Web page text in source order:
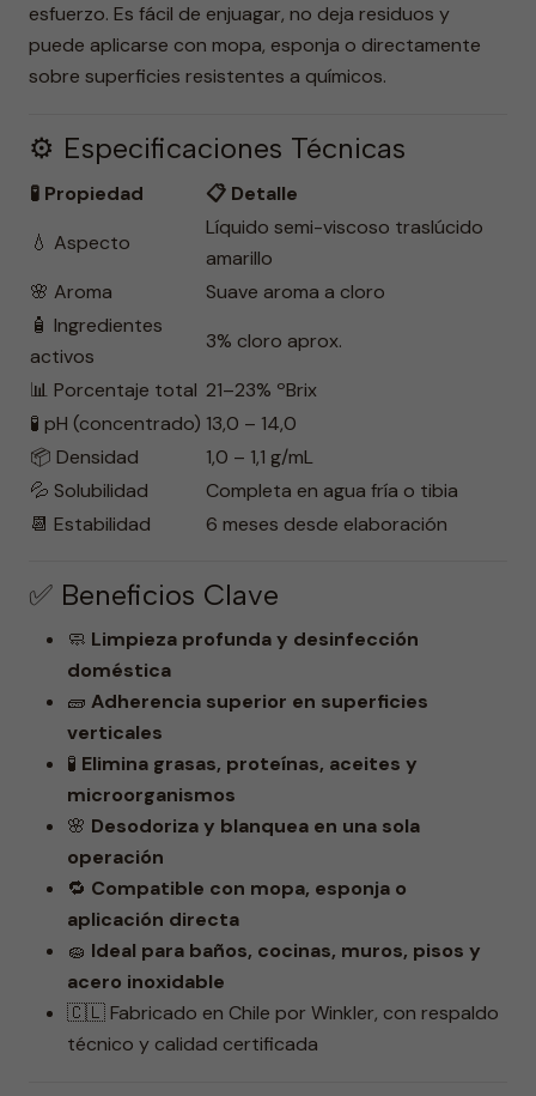
esfuerzo. Es fácil de enjuagar, no deja residuos y
puede aplicarse con mopa, esponja o directamente
sobre superficies resistentes a químicos.
⚙️ Especificaciones Técnicas
🧪 Propiedad
📋 Detalle
💧 Aspecto
Líquido semi-viscoso traslúcido
amarillo
🌸 Aroma
Suave aroma a cloro
🧴 Ingredientes
activos
3% cloro aprox.
📊 Porcentaje total 21–23% ºBrix
🧪 pH (concentrado) 13,0 – 14,0
📦 Densidad
1,0 – 1,1 g/mL
💦 Solubilidad
Completa en agua fría o tibia
📆 Estabilidad
6 meses desde elaboración
✅ Beneficios Clave
🧼 Limpieza profunda y desinfección
doméstica
🧱 Adherencia superior en superficies
verticales
🧪 Elimina grasas, proteínas, aceites y
microorganismos
🌸 Desodoriza y blanquea en una sola
operación
🔁 Compatible con mopa, esponja o
aplicación directa
🧽 Ideal para baños, cocinas, muros, pisos y
acero inoxidable
🇨🇱 Fabricado en Chile por Winkler, con respaldo
técnico y calidad certificada